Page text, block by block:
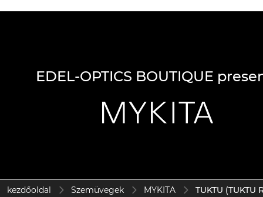
EDEL-OPTICS BOUTIQUE
kezdőoldal Szemüvegek MYKITA TUKTU (TUKTU